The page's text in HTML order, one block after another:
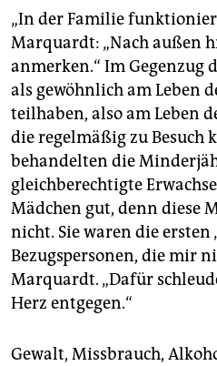
„In der Familie
Marquardt: „Nach außen
anmerken.“ Im Gegenzug
als gewöhnlich am Leben
teilhaben, also am Leben
die regelmäßig zu Besuch
behandelten die
gleichberechtigte
Mädchen gut, denn diese
nicht. Sie waren die
Bezugspersonen, die mir
Marquardt. „Dafür
Herz entgegen.“
Gewalt, Missbrauch,